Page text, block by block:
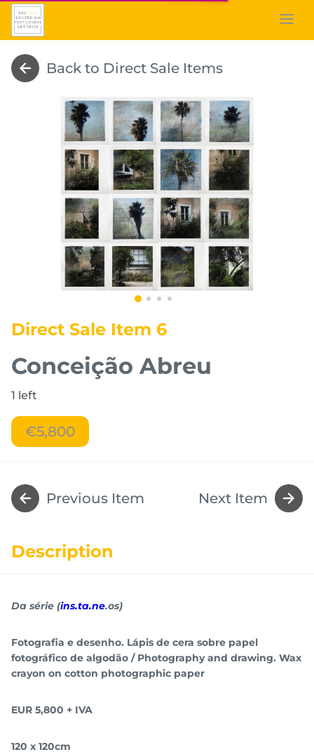
Back to Direct Sale Items
Direct Sale Item 6
Conceição Abreu
1 left
€5,800
Previous Item Next Item
Description
Da série (ins.ta.ne.os)
Fotografia e desenho. Lápis de cera sobre papel
fotográfico de algodão / Photography and drawing. Wax
crayon on cotton photographic paper
EUR 5,800 + IVA
120 x 120cm